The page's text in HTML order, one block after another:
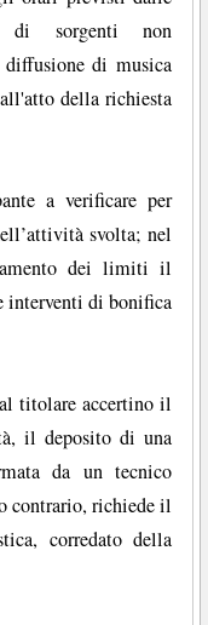
di sorgenti non
di musica
della richiesta
a verificare per
svolta; nel
dei limiti il
interventi di bonifica
titolare accertino il
il deposito di una
da un tecnico
contrario, richiede il
corredato della